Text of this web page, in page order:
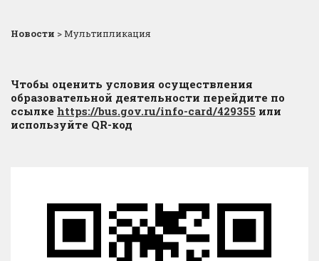
Новости >Мультипликация
Чтобы оценить условия осуществления
образовательной деятельности перейдите по
ссылке https://bus.gov.ru/info-card/429355 или
используйте QR-код